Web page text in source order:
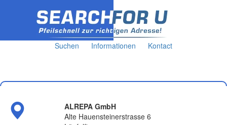
Suchen Informationen Kontact
ALREPA GmbH
Alte Hauensteinerstrasse 6